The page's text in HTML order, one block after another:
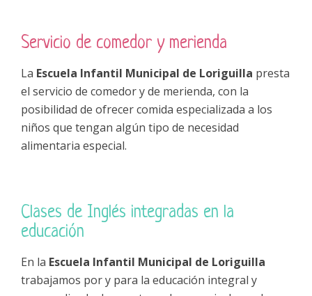
Servicio de comedor y merienda
La Escuela Infantil Municipal de Loriguilla presta
el servicio de comedor y de merienda, con la
posibilidad de ofrecer comida especializada a los
niños que tengan algún tipo de necesidad
alimentaria especial.
Clases de Inglés integradas en la
educación
En la Escuela Infantil Municipal de Loriguilla
trabajamos por y para la educación integral y